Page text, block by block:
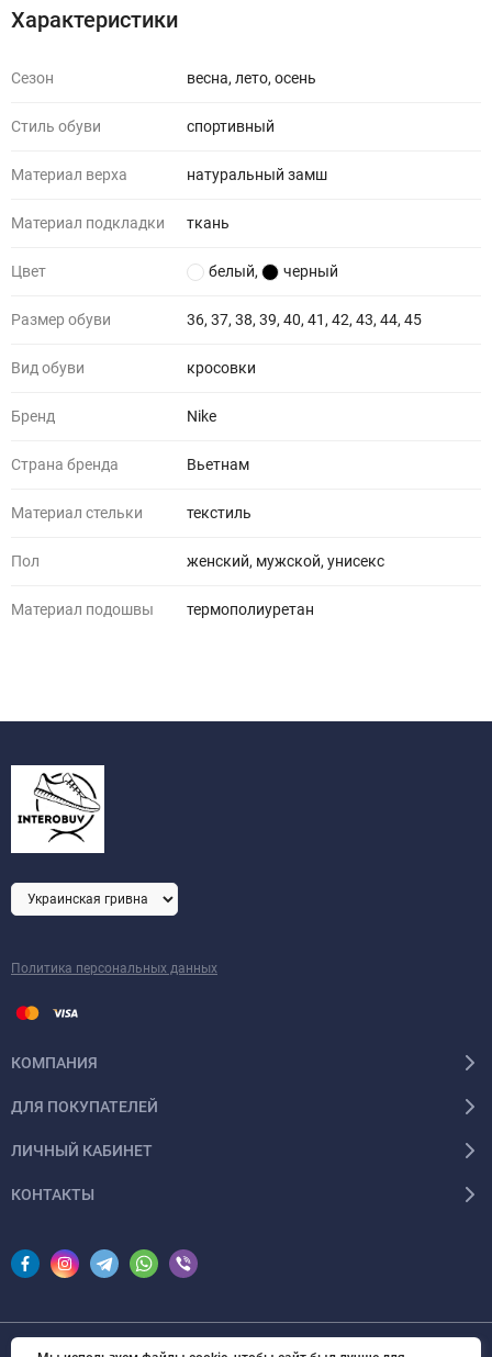
Характеристики
Сезон весна, лето, осень
Стиль обуви спортивный
Материал верха натуральный замш
Материал подкладки ткань
Цвет белый, черный
Размер обуви 36, 37, 38, 39, 40, 41, 42, 43, 44, 45
Вид обуви кросовки
Бренд Nike
Страна бренда Вьетнам
Материал стельки текстиль
Пол женский, мужской, унисекс
Материал подошвы термополиуретан
Политика персональных данных
КОМПАНИЯ
ДЛЯ ПОКУПАТЕЛЕЙ
ЛИЧНЫЙ КАБИНЕТ
КОНТАКТЫ